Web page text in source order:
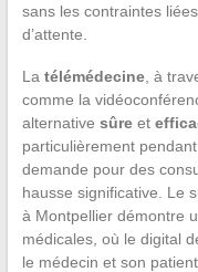
sans les contraintes
d’attente.
La télémédecine, à
comme la
alternative sûreet
particulièrement
demande pour des
hausse significative. Le
à Montpellier démontre
médicales, où le digital
le médecin et son